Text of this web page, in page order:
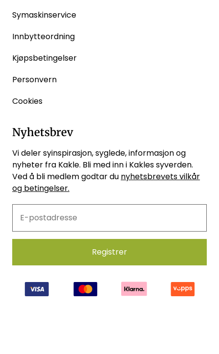
Symaskinservice
Innbytteordning
Kjøpsbetingelser
Personvern
Cookies
Nyhetsbrev
Vi deler syinspirasjon, syglede, informasjon og
nyheter fra Kakle. Bli med inn i Kakles syverden.
Ved å bli medlem godtar du nyhetsbrevets vilkår
og betingelser.